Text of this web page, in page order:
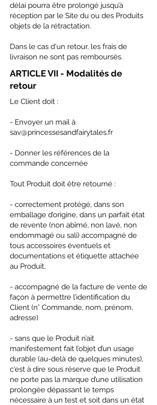
délai pourra être prolongé jusqu’à
réception par le Site du ou des Produits
objets de la rétractation.
Dans le cas d'un retour, les frais de
livraison ne sont pas remboursés.
ARTICLE VII - Modalités de
retour
Le Client doit :
- Envoyer un mail à
sav@princessesandfairytales.fr
- Donner les références de la
commande concernée
Tout Produit doit être retourné :
- correctement protégé, dans son
emballage d’origine, dans un parfait état
de revente (non abîmé, non lavé, non
endommagé ou sali) accompagné de
tous accessoires éventuels et
documentations et étiquette attachée
au Produit,
- accompagné de la facture de vente de
façon à permettre l’identification du
Client (n° Commande, nom, prénom,
adresse)
- sans que le Produit n’ait
manifestement fait l’objet d’un usage
durable (au-delà de quelques minutes),
c'est à dire sous réserve que le Produit
ne porte pas la marque d’une utilisation
prolongée dépassant le temps
nécessaire à un test et soit dans un état